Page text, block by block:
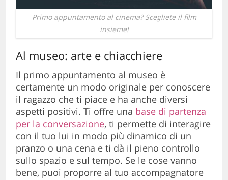
Primo appuntamento al cinema? Scegliete il film
insieme!
Al museo: arte e chiacchiere
Il primo appuntamento al museo è
certamente un modo originale per conoscere
il ragazzo che ti piace e ha anche diversi
aspetti positivi. Ti offre una base di partenza
per la conversazione, ti permette di interagire
con il tuo lui in modo più dinamico di un
pranzo o una cena e ti dà il pieno controllo
sullo spazio e sul tempo. Se le cose vanno
bene, puoi proporre al tuo accompagnatore